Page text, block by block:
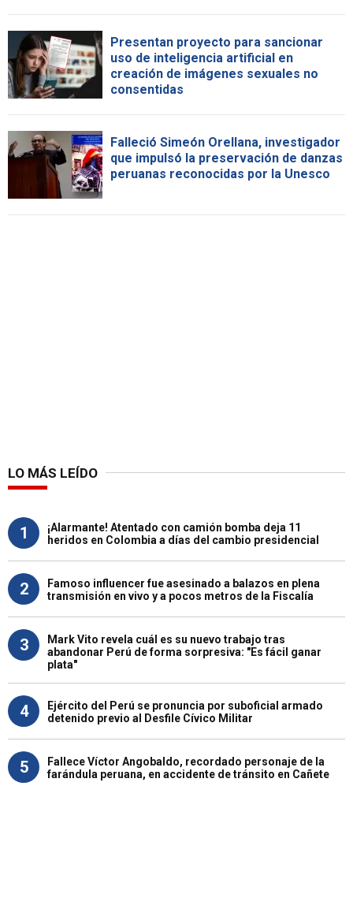
Presentan proyecto para sancionar
uso de inteligencia artificial en
creación de imágenes sexuales no
consentidas
Falleció Simeón Orellana, investigador
que impulsó la preservación de danzas
peruanas reconocidas por la Unesco
LO MÁS LEÍDO
1
¡Alarmante! Atentado con camión bomba deja 11
heridos en Colombia a días del cambio presidencial
2
Famoso influencer fue asesinado a balazos en plena
transmisión en vivo y a pocos metros de la Fiscalía
3
Mark Vito revela cuál es su nuevo trabajo tras
abandonar Perú de forma sorpresiva: "Es fácil ganar
plata"
4
Ejército del Perú se pronuncia por suboficial armado
detenido previo al Desfile Cívico Militar
5
Fallece Víctor Angobaldo, recordado personaje de la
farándula peruana, en accidente de tránsito en Cañete